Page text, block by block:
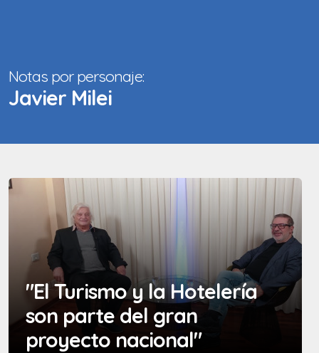
Notas por personaje:
Javier Milei
"El Turismo y la Hotelería
son parte del gran
proyecto nacional"